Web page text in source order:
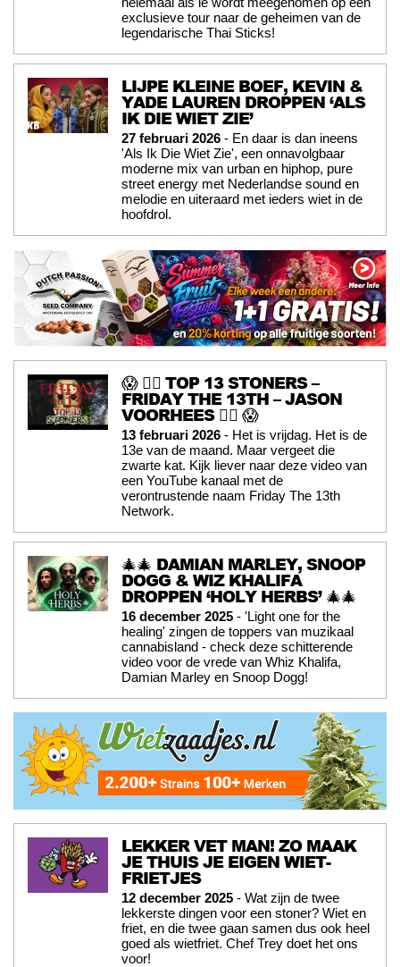
exclusieve tour naar de geheimen van de
legendarische Thai Sticks!
LIJPE KLEINE BOEF, KEVIN &
YADE LAUREN DROPPEN ‘ALS
IK DIE WIET ZIE’
27 februari 2026 - En daar is dan ineens
'Als Ik Die Wiet Zie', een onnavolgbaar
moderne mix van urban en hiphop, pure
street energy met Nederlandse sound en
melodie en uiteraard met ieders wiet in de
hoofdrol.
😱 🧟‍♂️ TOP 13 STONERS –
FRIDAY THE 13TH – JASON
VOORHEES 🧟‍♂️ 😱
13 februari 2026 - Het is vrijdag. Het is de
13e van de maand. Maar vergeet die
zwarte kat. Kijk liever naar deze video van
een YouTube kanaal met de
verontrustende naam Friday The 13th
Network.
🎄🎄 DAMIAN MARLEY, SNOOP
DOGG & WIZ KHALIFA
DROPPEN ‘HOLY HERBS’ 🎄🎄
16 december 2025 - 'Light one for the
healing' zingen de toppers van muzikaal
cannabisland - check deze schitterende
video voor de vrede van Whiz Khalifa,
Damian Marley en Snoop Dogg!
LEKKER VET MAN! ZO MAAK
JE THUIS JE EIGEN WIET-
FRIETJES
12 december 2025 - Wat zijn de twee
lekkerste dingen voor een stoner? Wiet en
friet, en die twee gaan samen dus ook heel
goed als wietfriet. Chef Trey doet het ons
voor!